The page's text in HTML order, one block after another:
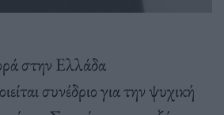
στην Ελλάδα
συνέδριο για την ψυχική